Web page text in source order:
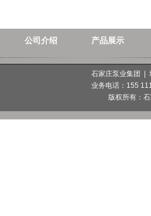
公司介绍 产品展示
石家庄泵业集团 |
业务电话：155
版权所有：